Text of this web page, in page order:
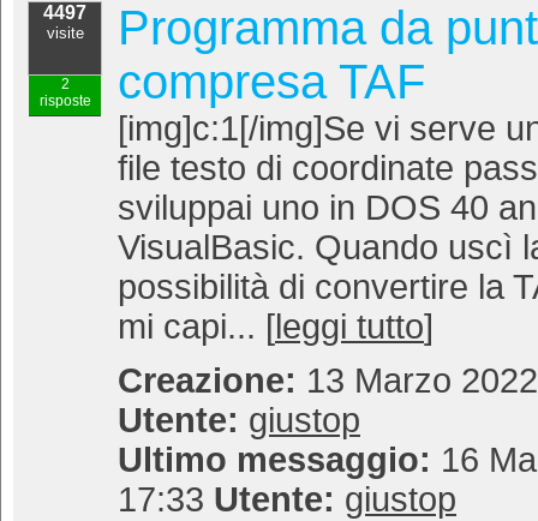
4497
visite
2
risposte
Programma da
compresa TAF
[img]c:1[/img]Se vi serve
file testo di coordinate
sviluppai uno in DOS 40
VisualBasic. Quando uscì
possibilità di convertire la
mi capi... [ leggi tutto]
Creazione: 13 Marzo
Utente: giustop
Ultimo messaggio: 16
17:33 Utente: giustop